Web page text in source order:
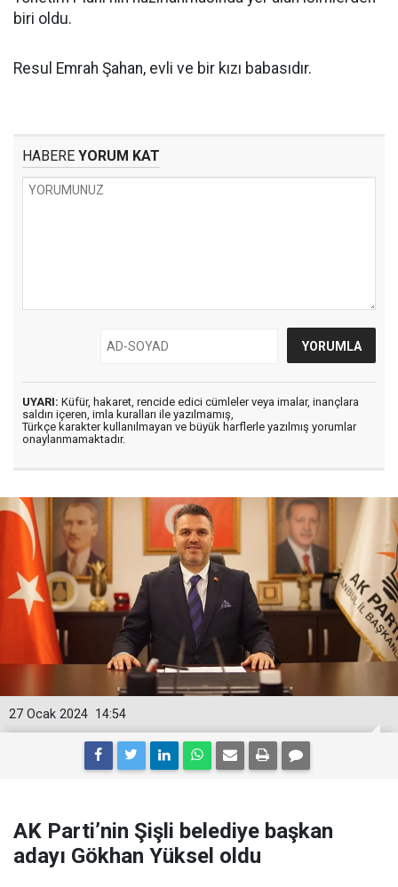
biri oldu.
Resul Emrah Şahan, evli ve bir kızı babasıdır.
HABERE YORUM KAT
UYARI: Küfür, hakaret, rencide edici cümleler veya imalar, inançlara
saldırı içeren, imla kuralları ile yazılmamış,
Türkçe karakter kullanılmayan ve büyük harflerle yazılmış yorumlar
onaylanmamaktadır.
14:54
27 Ocak 2024
AK Parti’nin Şişli belediye başkan
adayı Gökhan Yüksel oldu